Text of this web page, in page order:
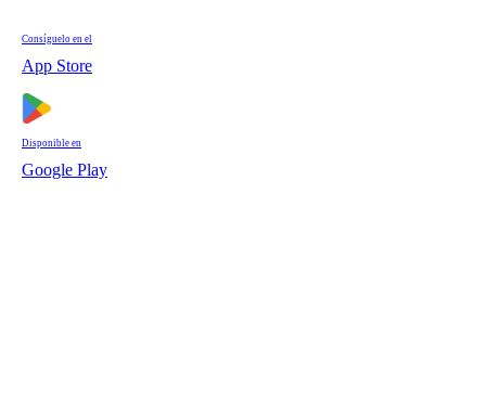
Consíguelo en el
App Store
Disponible en
Google Play